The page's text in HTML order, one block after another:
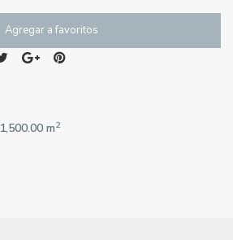
Agregar a favoritos
1,500.00 m2